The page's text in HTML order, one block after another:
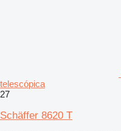
telescópica
27
Schäffer 8620 T